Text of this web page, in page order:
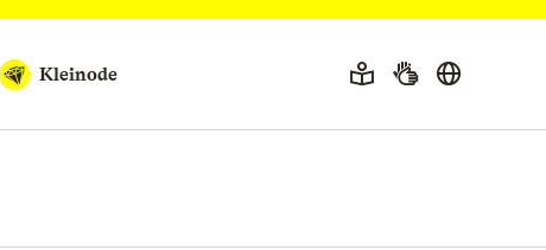
Kleinode